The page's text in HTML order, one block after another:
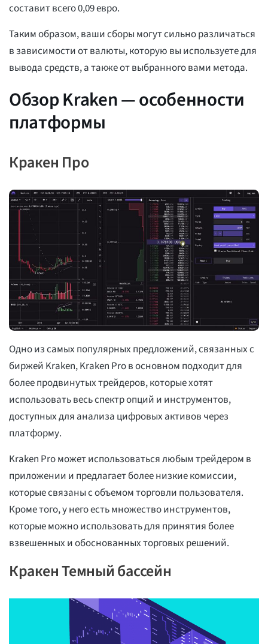
составит всего 0,09 евро.
Таким образом, ваши сборы могут сильно различаться
в зависимости от валюты, которую вы используете для
вывода средств, а также от выбранного вами метода.
Обзор Kraken — особенности
платформы
Кракен Про
Одно из самых популярных предложений, связанных с
биржей Kraken, Kraken Pro в основном подходит для
более продвинутых трейдеров, которые хотят
использовать весь спектр опций и инструментов,
доступных для анализа цифровых активов через
платформу.
Kraken Pro может использоваться любым трейдером в
приложении и предлагает более низкие комиссии,
которые связаны с объемом торговли пользователя.
Кроме того, у него есть множество инструментов,
которые можно использовать для принятия более
взвешенных и обоснованных торговых решений.
Кракен Темный бассейн